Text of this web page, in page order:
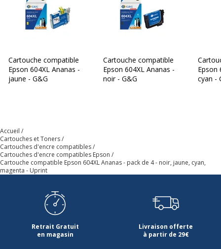
Cartouche compatible
Epson 604XL Ananas -
jaune - G&G
Cartouche compatible
Epson 604XL Ananas -
noir - G&G
Epson
cyan -
Accueil
Cartouches et Toners
Cartouches d'encre compatibles
Cartouches d'encre compatibles Epson
Cartouche compatible Epson 604XL Ananas - pack de 4 - noir, jaune, cyan,
magenta - Uprint
Retrait Gratuit
en magasin
Livraison offerte
à partir de 29€